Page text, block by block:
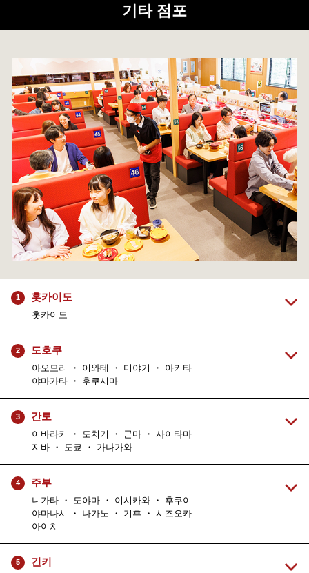
기타 점포
1 홋카이도
홋카이도
2 도호쿠
아오모리 ・ 이와테 ・ 미야기 ・ 아키타
야마가타 ・ 후쿠시마
3 간토
이바라키 ・ 도치기 ・ 군마 ・ 사이타마
지바 ・ 도쿄 ・ 가나가와
4 주부
니가타 ・ 도야마 ・ 이시카와 ・ 후쿠이
야마나시 ・ 나가노 ・ 기후 ・ 시즈오카
아이치
5 긴키